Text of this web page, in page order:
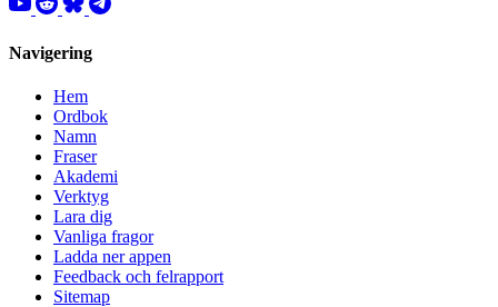
Navigering
Hem
Ordbok
Namn
Fraser
Akademi
Verktyg
Lara dig
Vanliga fragor
Ladda ner appen
Feedback och felrapport
Sitemap